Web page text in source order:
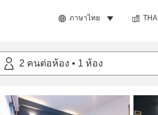
ภาษาไทย THA
2 คนต่อห้อง • 1 ห้อง